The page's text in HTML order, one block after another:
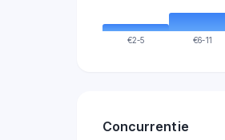
€2-5 €6-11
Concurrentie